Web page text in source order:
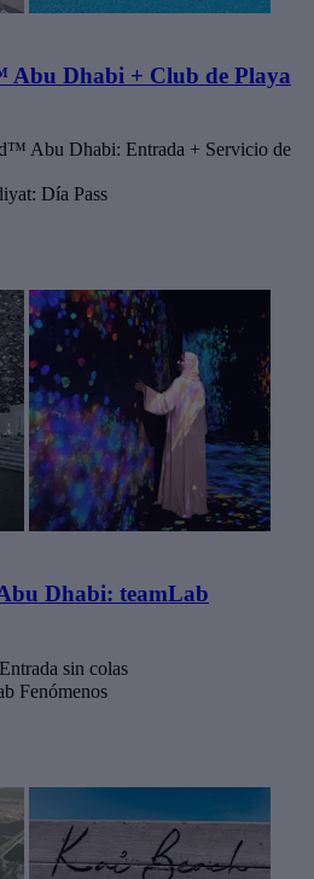
Dhabi + Club de Playa
Abu Dhabi: Entrada + Servicio de
Día Pass
Dhabi: teamLab
sin colas
Fenómenos